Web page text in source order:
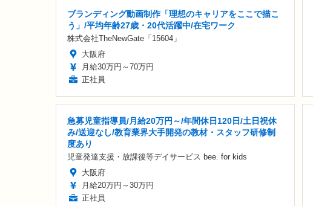
ブランディング動画制作「理想のキャリアをここで描こ
う」/平均年齢27歳・20代活躍中/在宅ワーク
株式会社TheNewGate「15604」
大阪府
月給30万円～70万円
正社員
急募児童指導員/月給20万円～/年間休日120日/土日祝休
み/送迎なし/教育業界大手開発の教材・スタッフ研修制
度あり
児童発達支援・放課後等デイサービス bee. for kids
大阪府
月給20万円～30万円
正社員